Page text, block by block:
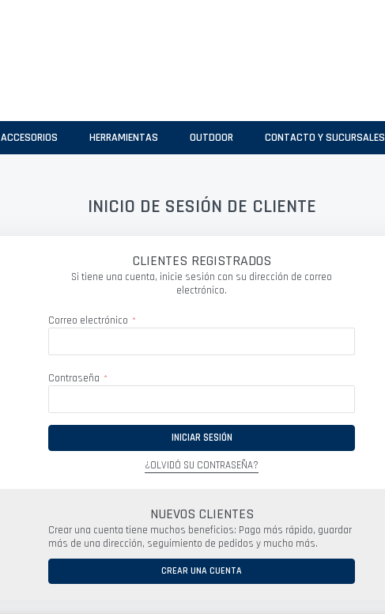
ACCESORIOS HERRAMIENTAS OUTDOOR CONTACTO Y SUCURSALES
INICIO DE SESIÓN DE CLIENTE
CLIENTES REGISTRADOS
Si tiene una cuenta, inicie sesión con su dirección de correo
electrónico.
Correo electrónico
Contraseña
INICIAR SESIÓN
¿OLVIDÓ SU CONTRASEÑA?
NUEVOS CLIENTES
Crear una cuenta tiene muchos beneficios: Pago más rápido, guardar
más de una dirección, seguimiento de pedidos y mucho más.
CREAR UNA CUENTA